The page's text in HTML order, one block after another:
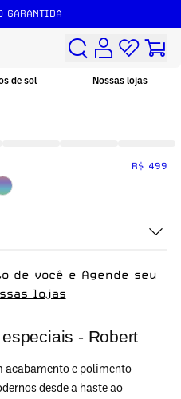
GARANTIDA
de sol Nossas lojas
- Robert
acabamento e polimento
desde a haste ao
R$ 499
para o dia a dia.
de você e Agende seu
lojas